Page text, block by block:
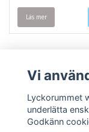
Läs mer
Vi
Lyckorummet
underlätta
Godkänn